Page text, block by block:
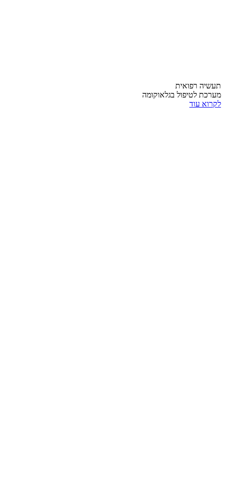
תעשיה רפואית
מערכת לטיפול בגלאוקומה
לקרוא עוד